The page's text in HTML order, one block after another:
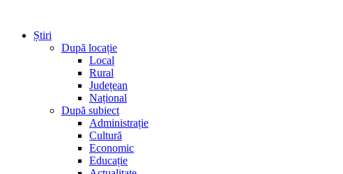
Știri
După locație
Local
Rural
Județean
Național
După subiect
Administrație
Cultură
Economic
Educație